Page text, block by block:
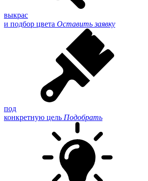
выкрас
и подбор цвета Оставить заявку
под
конкретную цель Подобрать